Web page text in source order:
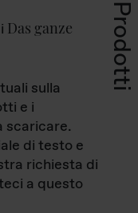
Prodotti
Das ganze
sulla
e i
scaricare.
di testo e
richiesta di
a questo